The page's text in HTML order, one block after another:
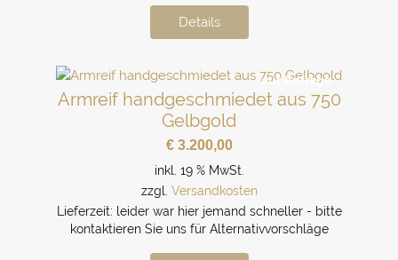
Details
auf Anfrage
Armreif handgeschmiedet aus 750
Gelbgold
€3.200,00
inkl. 19 % MwSt.
zzgl. Versandkosten
Lieferzeit: leider war hier jemand schneller - bitte
kontaktieren Sie uns für Alternativvorschläge